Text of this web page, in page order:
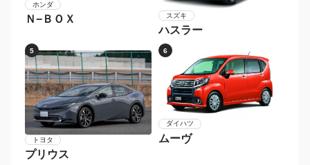
メーカー別 人気車種
1
ダイハツ
2